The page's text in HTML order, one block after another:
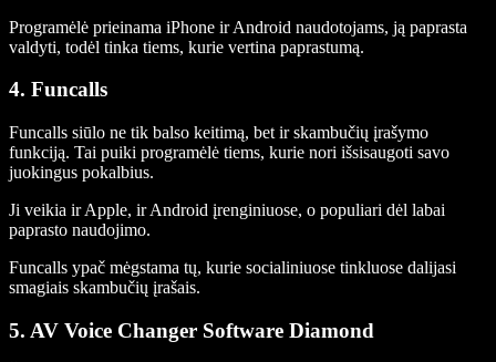
Programėlė prieinama iPhone ir Android naudotojams, ją paprasta
valdyti, todėl tinka tiems, kurie vertina paprastumą.
4. Funcalls
Funcalls siūlo ne tik balso keitimą, bet ir skambučių įrašymo
funkciją. Tai puiki programėlė tiems, kurie nori išsisaugoti savo
juokingus pokalbius.
Ji veikia ir Apple, ir Android įrenginiuose, o populiari dėl labai
paprasto naudojimo.
Funcalls ypač mėgstama tų, kurie socialiniuose tinkluose dalijasi
smagiais skambučių įrašais.
5. AV Voice Changer Software Diamond